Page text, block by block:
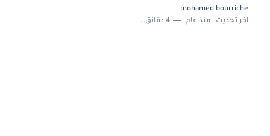
mohamed bourriche
اخر تحديث :منذ عام 4 دقائق للقراءة